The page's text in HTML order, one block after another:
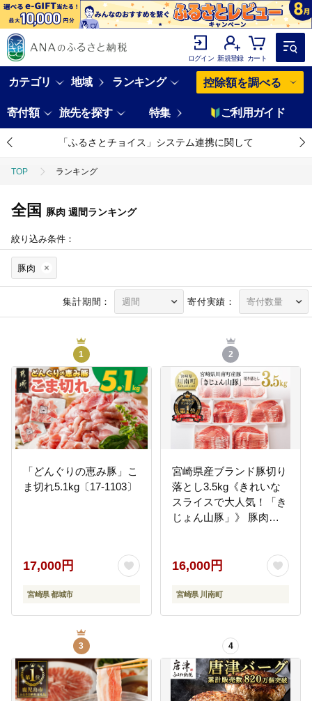
ログイン 新規登録 カート
カテゴリ 地域 ランキング 控除額を調べる
寄付額 旅先を探す 特集 ご利用ガイド
「ふるさとチョイス」システム連携に関して
TOP ランキング
全国 豚肉 週間ランキング
絞り込み条件：
豚肉
集計期間： 寄付実績：
1
「どんぐりの恵み豚」こ
ま切れ5.1kg〔17-1103〕
17,000円
宮崎県 都城市
2
宮崎県産ブランド豚切り
落とし3.5kg《きれいな
スライスで大人気！「き
じょん山豚」》 豚肉
16,000円
宮崎県 川南町
3 4